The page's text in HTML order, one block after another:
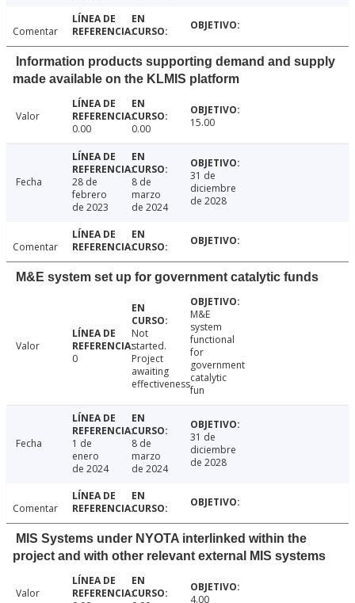
Comentar
Information products supporting demand and supply
made available on the KLMIS platform
Valor
0.00
0.00 15.00
Fecha
28 de
febrero
de 2023
8 de
marzo
de 2024
31 de
diciembre
de 2028
Comentar
M&E system set up for government catalytic funds
Valor
0
Not
started.
Project
awaiting
effectiveness
M&E
system
functional
for
government
catalytic
fun
Fecha
1 de
enero
de 2024
8 de
marzo
de 2024
31 de
diciembre
de 2028
Comentar
MIS Systems under NYOTA interlinked within the
project and with other relevant external MIS systems
Valor
4.00